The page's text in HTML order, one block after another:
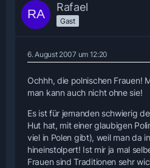
Rafael
Gast
6. August 2007 um 12:20
Ochhh, die polnischen Frauen!
man kann auch nicht ohne sie!
Es ist für jemanden schwierig
Hut hat, mit einer glaubigen
viel in Polen gibt), weil man da
hineinstolpert! Ist mir ja mal
Frauen sind Traditionen sehr